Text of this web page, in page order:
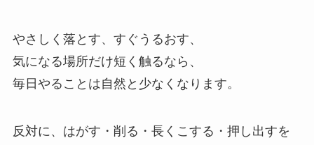
やさしく落とす、すぐうるおす、
気になる場所だけ短く触るなら、
毎日やることは自然と少なくなります。
反対に、はがす・削る・長くこする・押し出すを